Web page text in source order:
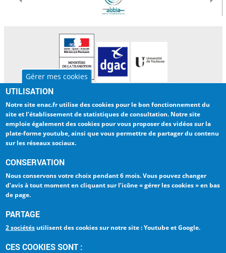
Gérer mes cookies
UTILISATION
Notre site enac.fr utilise des cookies pourle bon fonctionnement du
site et l’établissement de statistiques de consultation. Notre site
emploie également des cookies pourvous proposer des vidéos sur la
plate-forme youtube, ainsi que vous permettre de partager du contenu
sur les réseaux sociaux.
CONSERVATION
Nous conservons votre choix pendant 6 mois. Vous pouvez changer
d’avis à tout moment en cliquant surl’icône « gérer les cookies » en bas
de page.
PARTAGE
2 sociétés utilisent des cookies sur notre site : Youtube et Google.
CES COOKIES SONT :
LA RECHERCHE
ENTREPRISES
BIBLIOTHEQUE
ENAC NUMERIQUE
INTRANET
ESPACE PRESSE
LA QUALITÉ - ISO 9001
La référence Aéronautique